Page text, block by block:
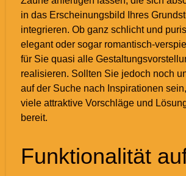
in das Erscheinungsbild Ihres
integrieren. Ob ganz schlicht und
elegant oder sogar romantisch-
für Sie quasi alle
realisieren. Sollten Sie jedoch noch
auf der Suche nach Inspirationen
viele attraktive Vorschläge und
bereit.
Funktionalität